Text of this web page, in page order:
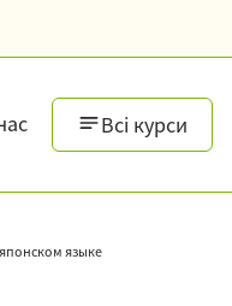
Всі курси
языке